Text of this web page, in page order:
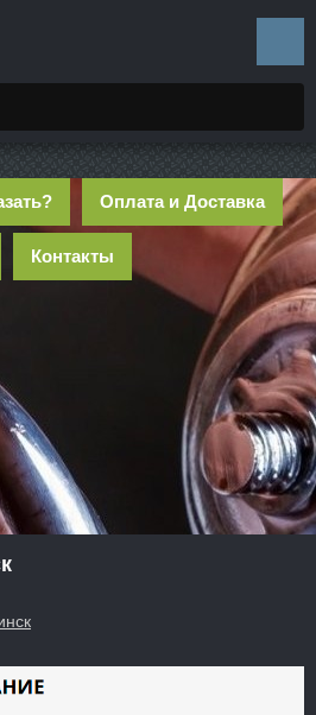
Оплата и Доставка
Контакты